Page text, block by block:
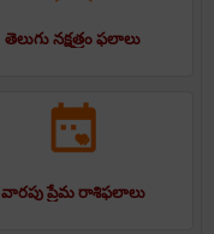
తెలుగు నక్షత్రం ఫలాలు
వారపు ప్రేమ రాశిఫలాలు